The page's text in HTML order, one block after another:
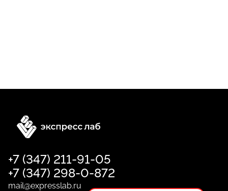
+7 (347) 211-91-05
+7 (347) 298-0-872
mail@expresslab.ru